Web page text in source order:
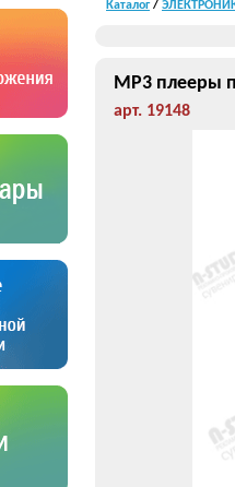
Каталог/
MP3 плееры
арт. 19148